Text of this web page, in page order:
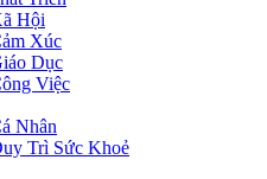
Hội
Xúc
Dục
Việc
Nhân
Trì Sức Khoẻ